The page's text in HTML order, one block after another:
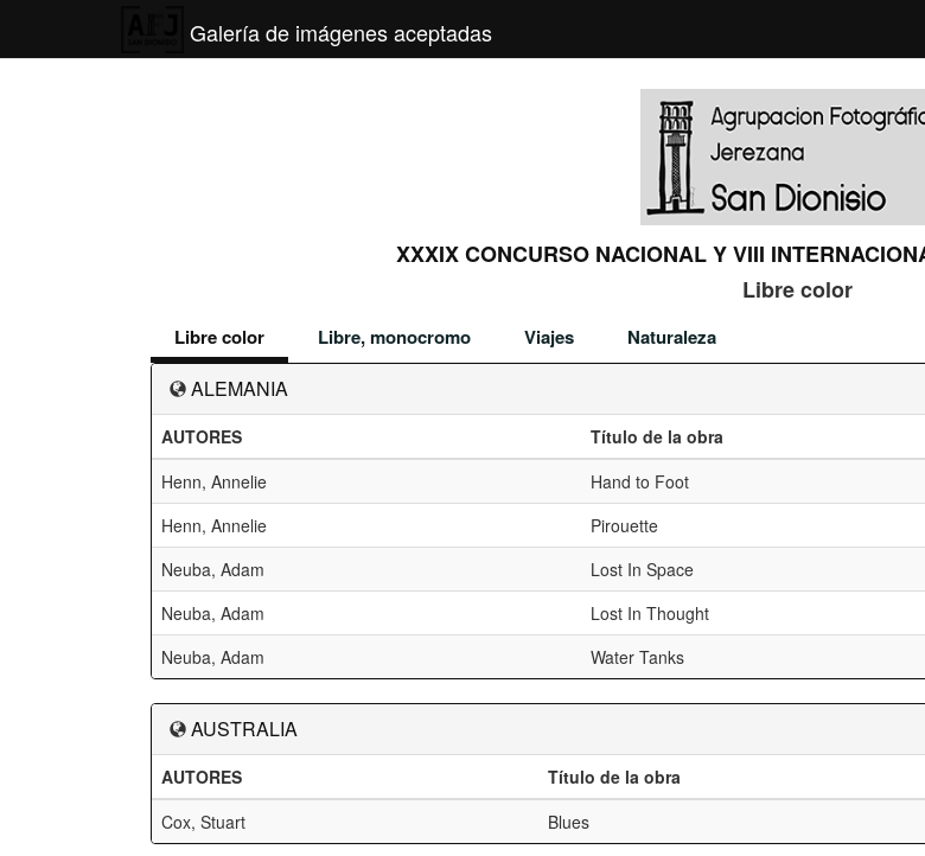
Galería de imágenes aceptadas
XXXIX CONCURSO NACIONAL Y VIII
Libre color
Libre color Libre, monocromo Viajes Naturaleza
ALEMANIA
AUTORES Título de la obra
Henn, Annelie
Hand to Foot
Henn, Annelie
Pirouette
Neuba, Adam
Lost In Space
Neuba, Adam
Lost In Thought
Neuba, Adam
Water Tanks
AUSTRALIA
AUTORES Título de la obra
Cox, Stuart
Blues